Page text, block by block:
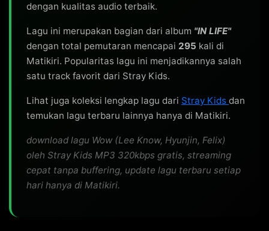
dengan kualitas audio terbaik.
Lagu ini merupakan bagian dari album "IN LIFE"
dengan total pemutaran mencapai 295 kali di
Matikiri. Popularitas lagu ini menjadikannya salah
satu track favorit dari Stray Kids.
Lihat juga koleksi lengkap lagu dari Stray Kids dan
temukan lagu terbaru lainnya hanya di Matikiri.
download lagu Wow (Lee Know, Hyunjin, Felix)
oleh Stray Kids MP3 320kbps gratis, streaming
cepat tanpa buffering, update lagu terbaru setiap
hari hanya di Matikiri.